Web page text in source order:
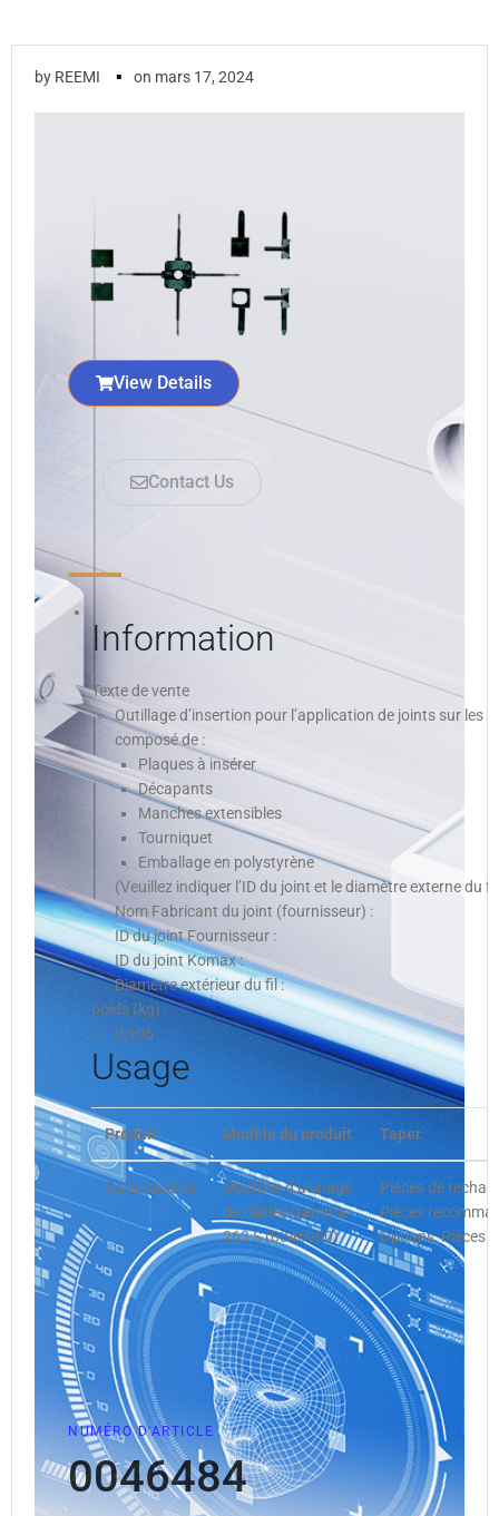
by REEMI ▪ on mars 17, 2024
View Details
Contact Us
Information
Texte de vente
Outillage d’insertion pour l’application de joints sur les
composé de :
Plaques à insérer
Décapants
Manches extensibles
Tourniquet
Emballage en polystyrène
(Veuillez indiquer l’ID du joint et le diamètre externe du
Nom Fabricant du joint (fournisseur) :
ID du joint Fournisseur :
ID du joint Komax :
Diamètre extérieur du fil :
poids (kg)
0,105
Usage
Produit Modèle du produit Taper
Gamma263S
Machine d’usinage
de câbles Gamma
263 S (0346000)
Pièces de
Pièces
Options, Pièces
NUMÉRO D'ARTICLE
0046484